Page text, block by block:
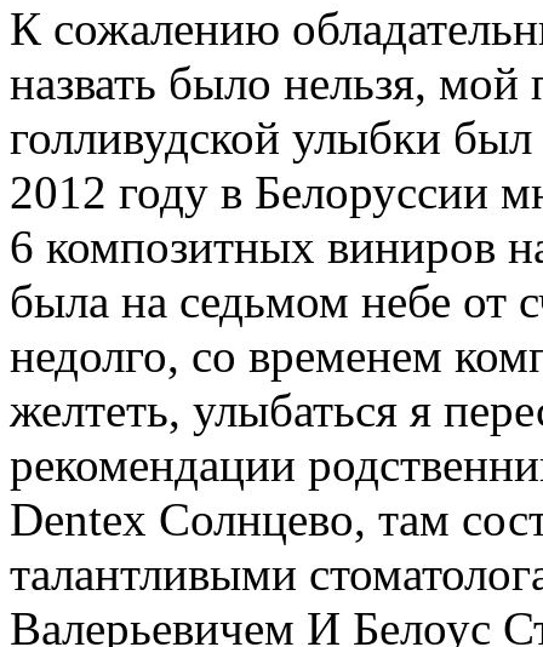
К сожалению
назвать было нельзя,
голливудской улыбки
2012 году в Белоруссии
6 композитных виниров
была на седьмом небе от
недолго, со временем
желтеть, улыбаться я
рекомендации
Dentex Солнцево, там
талантливыми
Валерьевичем И Белоус